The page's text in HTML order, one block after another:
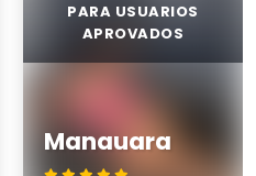
Manauara